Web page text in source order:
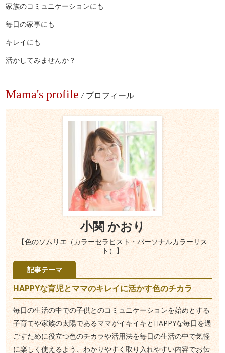
家族のコミュニケーションにも
毎日の家事にも
キレイにも
活かしてみませんか？
Mama's profile / プロフィール
小関 かおり
【色のソムリエ（カラーセラピスト・パーソナルカラーリス
ト）】
記事テーマ
HAPPYな育児とママのキレイに活かす色のチカラ
毎日の生活の中での子供とのコミュニケーションを始めとする
子育てや家族の太陽であるママがイキイキとHAPPYな毎日を過
ごすために役立つ色のチカラや活用法を毎日の生活の中で気軽
に楽しく使えるよう、わかりやすく取り入れやすい内容でお伝